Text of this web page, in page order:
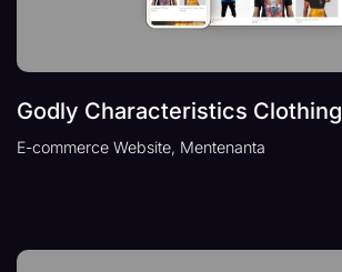
Godly Characteristics Clothing
E-commerce Website, Mentenanta